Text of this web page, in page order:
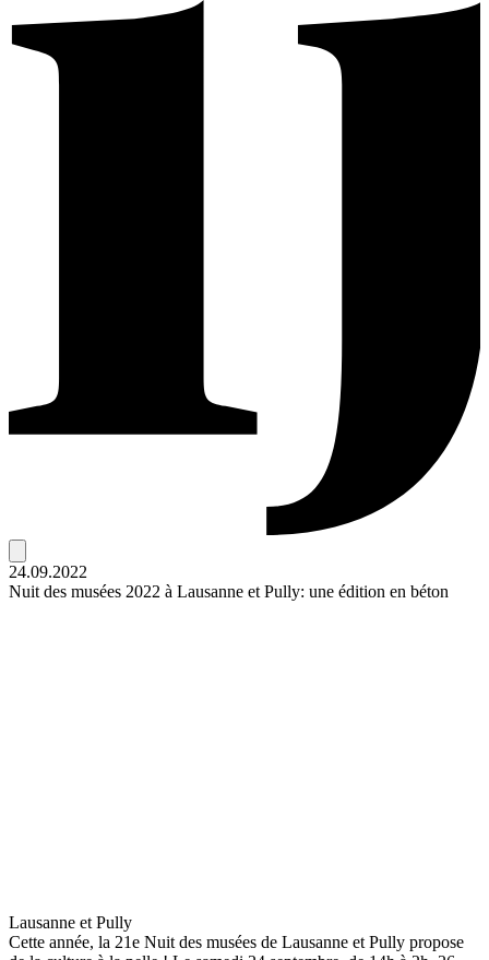
24.09.2022
Nuit des musées 2022 à Lausanne et Pully: une édition en béton
Lausanne et Pully
Cette année, la 21e Nuit des musées de Lausanne et Pully propose